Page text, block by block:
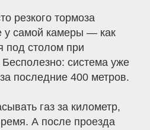
резкого тормоза
у самой камеры — как
под столом при
система уже
последние 400 метров.
газ за километр,
А после проезда